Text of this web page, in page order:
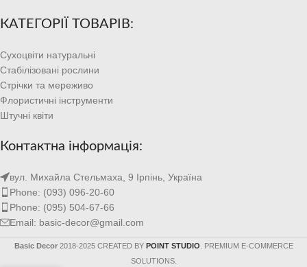
КАТЕГОРІЇ ТОВАРІВ:
Сухоцвіти натуральні
Стабілізовані рослини
Стрічки та мереживо
Флористичні інструменти
Штучні квіти
Контактна інформація:
вул. Михайла Стельмаха, 9 Ірпінь, Україна
Phone: (093) 096-20-60
Phone: (095) 504-67-66
Email: basic-decor@gmail.com
Basic Decor 2018-2025 CREATED BY POINT STUDIO . PREMIUM E-COMMERCE
SOLUTIONS.